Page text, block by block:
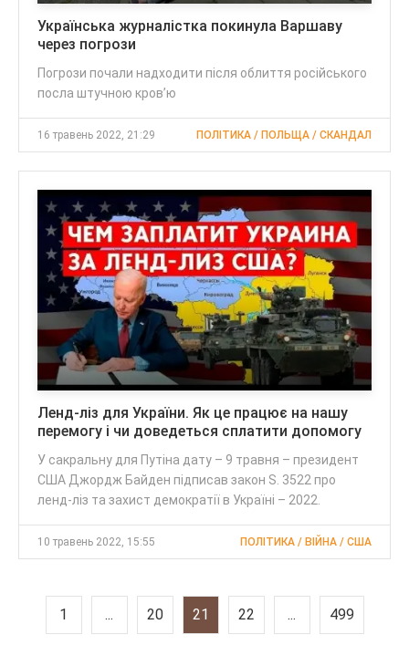
Українська журналістка покинула Варшаву
через погрози
Погрози почали надходити після облиття російського
посла штучною кров’ю
16 травень 2022, 21:29 ПОЛІТИКА / ПОЛЬЩА / СКАНДАЛ
Ленд-ліз для України. Як це працює на нашу
перемогу і чи доведеться сплатити допомогу
У сакральну для Путіна дату – 9 травня – президент
США Джордж Байден підписав закон S. 3522 про
ленд-ліз та захист демократії в Україні – 2022.
10 травень 2022, 15:55 ПОЛІТИКА / ВІЙНА / США
1 ... 20 21 22 ... 499